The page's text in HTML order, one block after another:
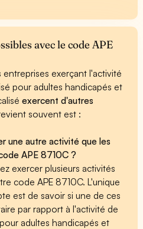
avec le code APE
exerçant l'activité
pour adultes handicapés et
exercent d'autres
souvent est :
une autre activité que les
APE 8710C ?
exercer plusieurs activités
code APE 8710C. L'unique
est de savoir si une de ces
par rapport à l'activité de
adultes handicapés et